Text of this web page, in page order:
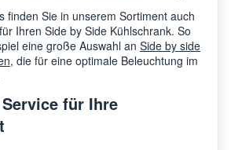
finden Sie in unserem Sortiment auch
Ihren Side by Side Kühlschrank. So
eine große Auswahl an Side by side
, die für eine optimale Beleuchtung im
für Ihre